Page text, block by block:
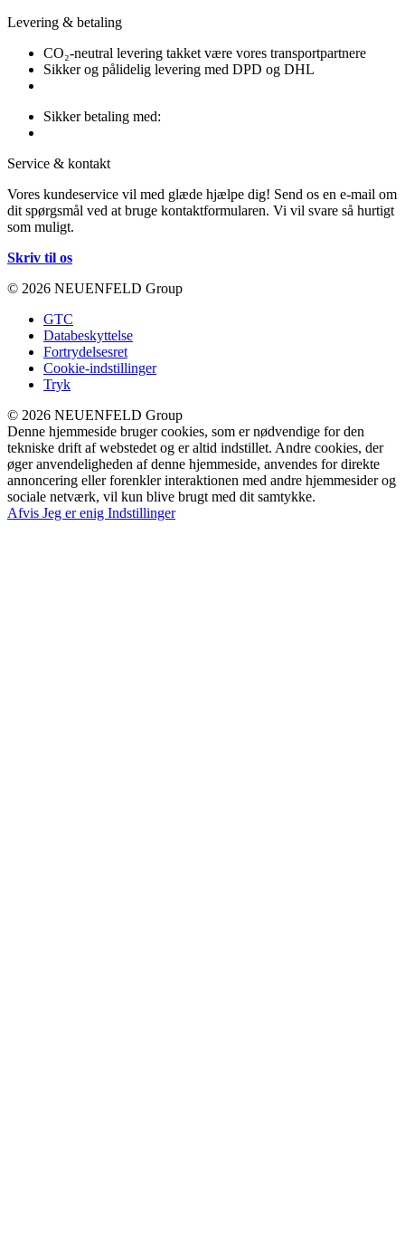
Levering & betaling
CO₂-neutral levering takket være vores transportpartnere
Sikker og pålidelig levering med DPD og DHL
Sikker betaling med:
Service & kontakt
Vores kundeservice vil med glæde hjælpe dig! Send os en e-mail om
dit spørgsmål ved at bruge kontaktformularen. Vi vil svare så hurtigt
som muligt.
Skriv til os
© 2026 NEUENFELD Group
GTC
Databeskyttelse
Fortrydelsesret
Cookie-indstillinger
Tryk
© 2026 NEUENFELD Group
Denne hjemmeside bruger cookies, som er nødvendige for den
tekniske drift af webstedet og er altid indstillet. Andre cookies, der
øger anvendeligheden af denne hjemmeside, anvendes for direkte
annoncering eller forenkler interaktionen med andre hjemmesider og
sociale netværk, vil kun blive brugt med dit samtykke.
Afvis Jeg er enig Indstillinger